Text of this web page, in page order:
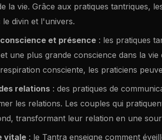
la vie. Grâce aux pratiques tantriques,
divin et l'univers.
et présence : les pratiques
une plus grande conscience dans la vie
consciente, les praticiens
relations : des pratiques de
les relations. Les couples qui
transformant leur relation en une
vitale : le Tantra enseigne comment